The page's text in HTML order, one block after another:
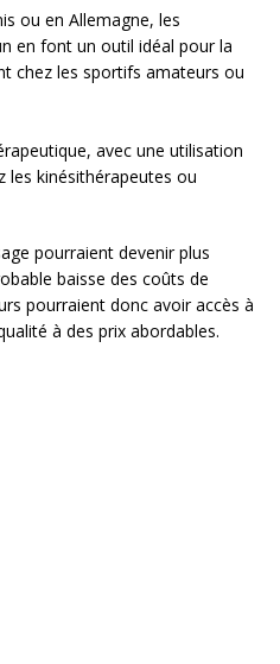
ou en Allemagne, les
en font un outil idéal pour la
chez les sportifs amateurs ou
avec une utilisation
les kinésithérapeutes ou
pourraient devenir plus
baisse des coûts de
pourraient donc avoir accès à
à des prix abordables.